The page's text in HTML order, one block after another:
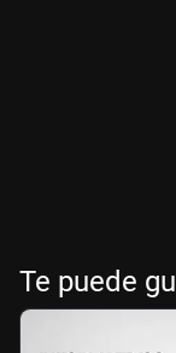
Te puede